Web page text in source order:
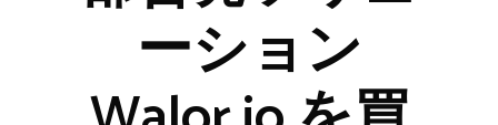
ーション